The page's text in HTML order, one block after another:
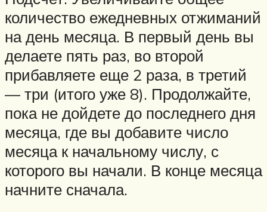
количество ежедневных отжиманий
на день месяца. В первый день вы
делаете пять раз, во второй
прибавляете еще 2 раза, в третий
— три (итого уже 8). Продолжайте,
пока не дойдете до последнего дня
месяца, где вы добавите число
месяца к начальному числу, с
которого вы начали. В конце месяца
начните сначала.